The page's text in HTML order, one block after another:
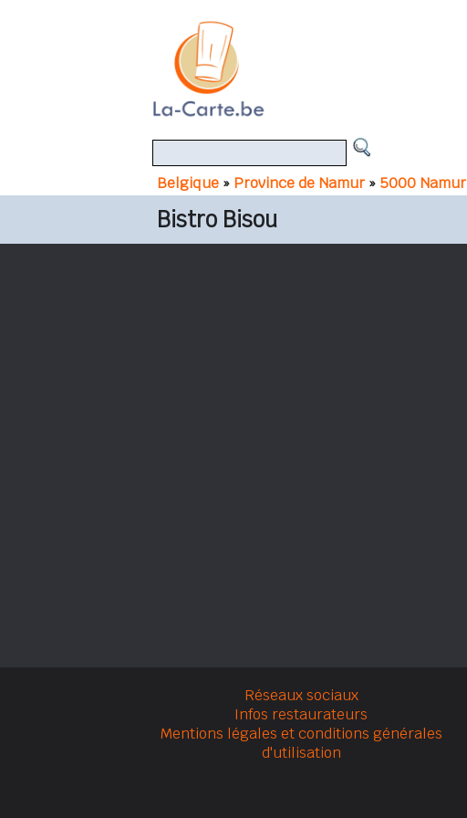
Belgique » Province de Namur» 5000 Namur
Bistro Bisou
Réseaux sociaux
Infos restaurateurs
Mentions légales et conditions générales
d'utilisation